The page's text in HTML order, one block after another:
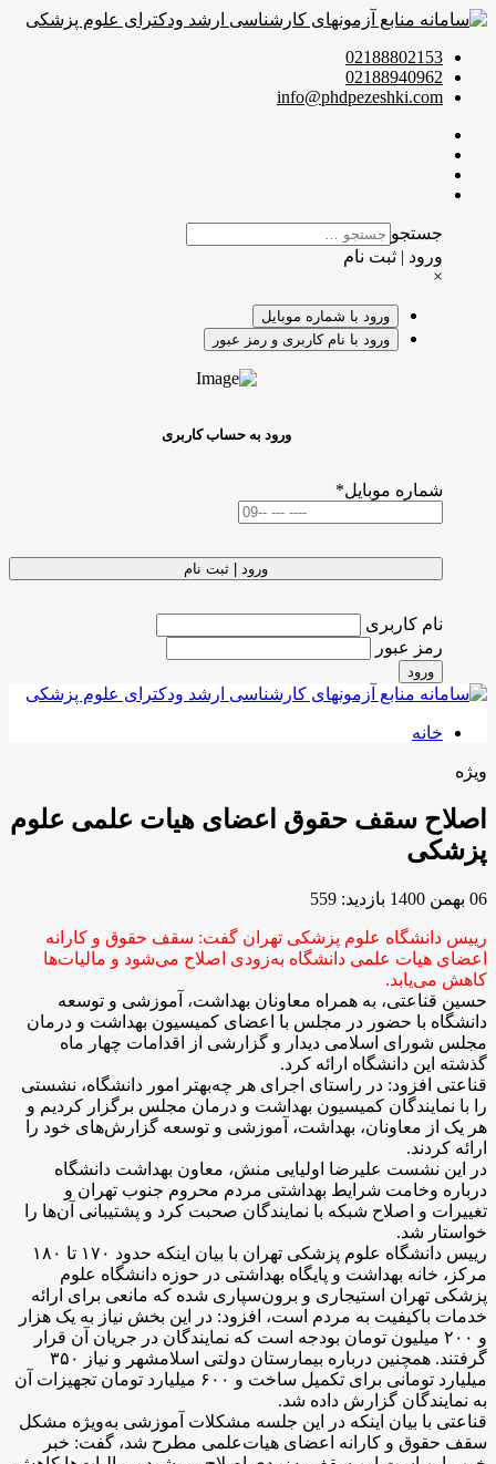
02188802153
02188940962
info@phdpezeshki.com
جستجو
ورود | ثبت نام
×
ورود با شماره موبایل
ورود با نام کاربری و رمز عبور
ورود به حساب کاربری
شماره موبایل*
ورود | ثبت نام
نام کاربری
رمز عبور
ورود
خانه
ویژه
اصلاح سقف حقوق اعضای هیات‌ علمی علوم
پزشکی
06 بهمن 1400 بازدید: 559
رییس دانشگاه علوم پزشکی تهران گفت:‌ سقف حقوق و کارانه
اعضای هیات‌ علمی دانشگاه به‌زودی اصلاح می‌شود و مالیات‌ها
کاهش می‌یابد.
حسین قناعتی، به همراه معاونان بهداشت، آموزشی و توسعه
دانشگاه با حضور در مجلس با اعضای کمیسیون بهداشت و درمان
مجلس شورای اسلامی دیدار و گزارشی از اقدامات چهار ماه
گذشته این دانشگاه ارائه کرد.
قناعتی افزود: در راستای اجرای هر چه‌بهتر امور دانشگاه، نشستی
را با نمایندگان کمیسیون بهداشت و درمان مجلس برگزار کردیم و
هر یک از معاونان، بهداشت، آموزشی و توسعه گزارش‌های خود را
ارائه کردند.
در این نشست علیرضا اولیایی منش، معاون بهداشت دانشگاه
درباره وخامت شرایط بهداشتی مردم محروم جنوب تهران و
تغییرات و اصلاح شبکه با نمایندگان صحبت کرد و پشتیبانی آن‌ها را
خواستار شد.
رییس دانشگاه علوم پزشکی تهران با بیان اینکه حدود ۱۷۰ تا ۱۸۰
مرکز، خانه بهداشت و پایگاه بهداشتی در حوزه دانشگاه علوم
پزشکی تهران استیجاری و برون‌سپاری شده که مانعی برای ارائه
خدمات باکیفیت به مردم است، افزود: در این بخش نیاز به یک هزار
و ۲۰۰ میلیون تومان بودجه است که نمایندگان در جریان آن قرار
گرفتند. همچنین درباره بیمارستان دولتی اسلامشهر و نیاز ۳۵۰
میلیارد تومانی برای تکمیل ساخت و ۶۰۰ میلیارد تومان تجهیزات آن
به نمایندگان گزارش داده شد.
قناعتی با بیان اینکه در این جلسه مشکلات آموزشی به‌ویژه مشکل
سقف حقوق و کارانه اعضای هیات‌علمی مطرح شد، گفت: خبر